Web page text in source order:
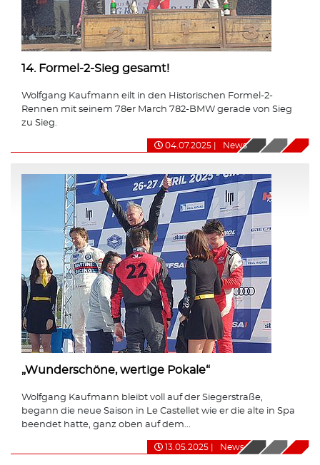
14. Formel-2-Sieg gesamt!
Wolfgang Kaufmann eilt in den Historischen Formel-2-
Rennen mit seinem 78er March 782-BMW gerade von Sieg
zu Sieg.
04.07.2025 News
„Wunderschöne, wertige Pokale“
Wolfgang Kaufmann bleibt voll auf der Siegerstraße,
begann die neue Saison in Le Castellet wie er die alte in Spa
beendet hatte, ganz oben auf dem...
13.05.2025 News